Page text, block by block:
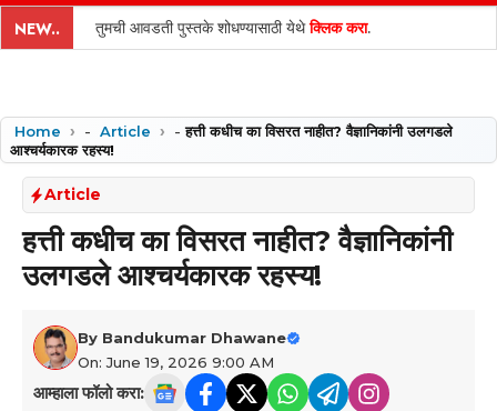
content
NEW.. तुमची आवडती पुस्तके शोधण्यासाठी येथेक्लिक करा.
Home - Article -हत्ती कधीच का विसरत नाहीत? वैज्ञानिकांनी उलगडले
आश्चर्यकारक रहस्य!
Article
हत्ती कधीच का विसरत नाहीत? वैज्ञानिकांनी
उलगडले आश्चर्यकारक रहस्य!
By Bandukumar Dhawane
On: June 19, 2026 9:00 AM
आम्हाला फॉलो करा: